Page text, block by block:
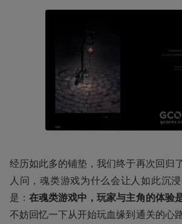
经历如此多的铺垫，我们终于再次回归
人问，魂类游戏为什么会让人如此沉
是：在魂类游戏中，玩家与主角的体验
不妨回忆一下从开始玩血缘到通关的心